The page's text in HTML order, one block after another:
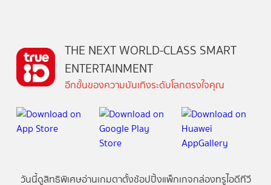
THE NEXT WORLD-CLASS SMART
ENTERTAINMENT
อีกขั้นของความบันเทิงระดับโลกตรงใจคุณ
วันนี้ดูสิทธิพิเศษอ่านเกมตาตั้งช้อปปิ้งแพ็กเกจกล่องทรูไอดีทีวี